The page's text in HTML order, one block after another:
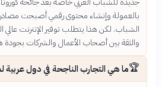
بالعمولة وإنشاء محتوى رقمي أصبحت
الشباب. لكن هذا يتطلب توفير الإنترنت عالي
والثقة بين أصحاب الأعمال والشركات بجودة
🏆ما هي التجارب الناجحة في دول عربية